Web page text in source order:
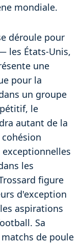
mondiale.
déroule pour
les États-Unis,
une
pour la
un groupe
le
autant de la
les
figure
d'exception
aspirations
Sa
de poule